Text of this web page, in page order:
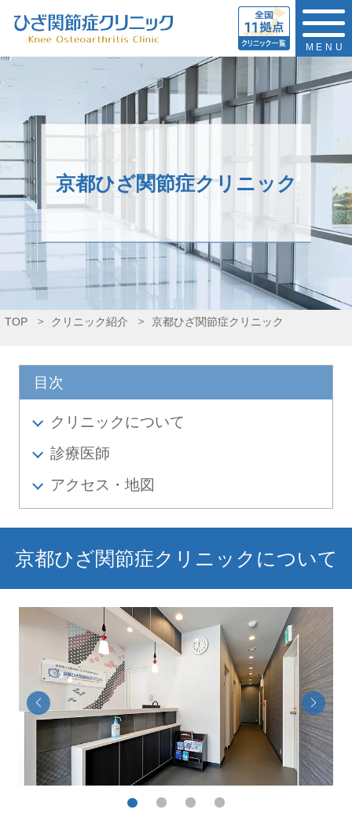
MENU
京都ひざ関節症クリニック
TOP クリニック紹介 京都ひざ関節症クリニック
目次
クリニックについて
診療医師
アクセス・地図
京都ひざ関節症クリニックについて